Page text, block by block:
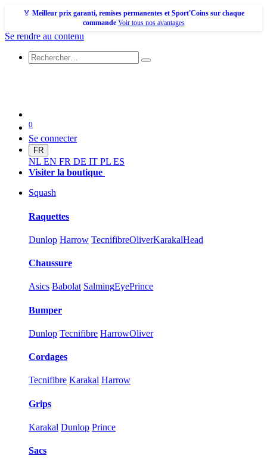
🏅 Meilleur prix garanti, remises permanentes et Sport'Coins sur chaque
commande Voir tous nos avantages
Se rendre au contenu
0
Se connecter
FR
NL EN FR DE IT PL ES
Visiter la boutique
Squash
Raquettes
Dunlop Harrow TecnifibreOliverKarakalHead
Chaussure
Asics Babolat SalmingEyePrince
Bumper
Dunlop Tecnifibre HarrowOliver
Cordages
Tecnifibre Karakal Harrow
Grips
Karakal Dunlop Prince
Sacs